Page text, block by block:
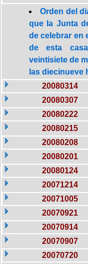
Orden del
que la Junta
de celebrar en
de esta
veintisiete de
las diecinueve
20080314
20080307
20080222
20080215
20080208
20080201
20080124
20071214
20071005
20070921
20070914
20070907
20070720